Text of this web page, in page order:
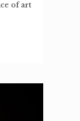
of art